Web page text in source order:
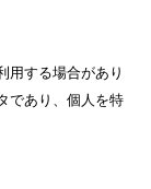
用する場合があり
であり、個人を特